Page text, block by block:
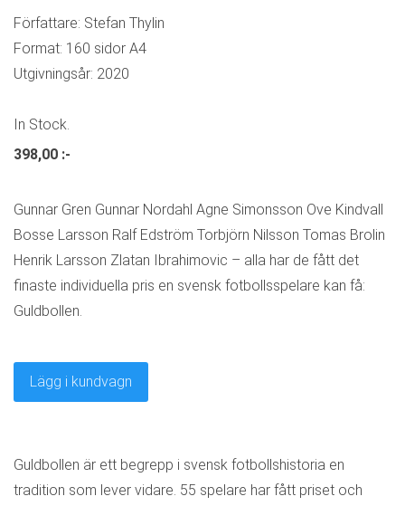
Författare: Stefan Thylin
Format: 160 sidor A4
Utgivningsår: 2020
In Stock.
398,00 :-
Gunnar Gren Gunnar Nordahl Agne Simonsson Ove Kindvall
Bosse Larsson Ralf Edström Torbjörn Nilsson Tomas Brolin
Henrik Larsson Zlatan Ibrahimovic – alla har de fått det
finaste individuella pris en svensk fotbollsspelare kan få:
Guldbollen.
Lägg i kundvagn
Guldbollen är ett begrepp i svensk fotbollshistoria en
tradition som lever vidare. 55 spelare har fått priset och